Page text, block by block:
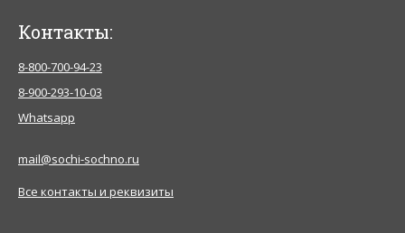
Контакты:
8-800-700-94-23
8-900-293-10-03
Whatsapp
mail@sochi-sochno.ru
Все контакты и реквизиты